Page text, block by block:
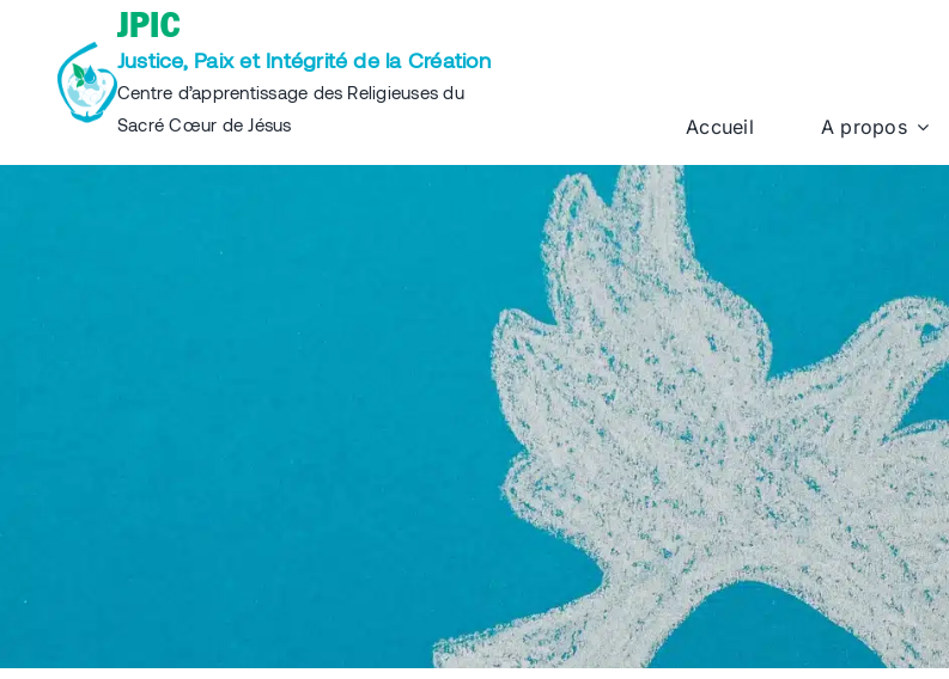
content
JPIC
Justice, Paix et Intégrité de la Création
Centre d’apprentissage des Religieuses du
Sacré Cœur de Jésus
Accueil A propos